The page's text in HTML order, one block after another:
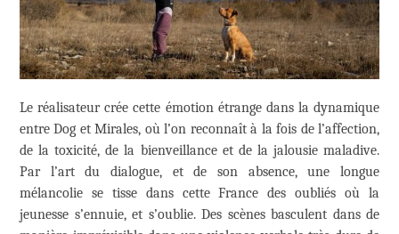
Le réalisateur crée cette émotion étrange dans la dynamique
entre Dog et Mirales, où l’on reconnaît à la fois de l’affection,
de la toxicité, de la bienveillance et de la jalousie maladive.
Par l’art du dialogue, et de son absence, une longue
mélancolie se tisse dans cette France des oubliés où la
jeunesse s’ennuie, et s’oublie. Des scènes basculent dans de